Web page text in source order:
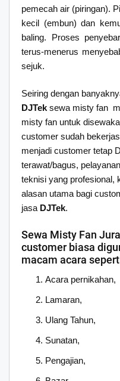
pemecah air (piringan).
kecil (embun) dan
baling. Proses
terus-menerus
sejuk.
Seiring dengan
DJTek sewa misty fan
misty fan untuk
customer sudah
menjadi customer tetap
terawat/bagus,
teknisi yang profesional,
alasan utama bagi
jasa DJTek.
Sewa Misty Fan
customer biasa
macam acara
Acara pernikahan,
Lamaran,
Ulang Tahun,
Sunatan,
Pengajian,